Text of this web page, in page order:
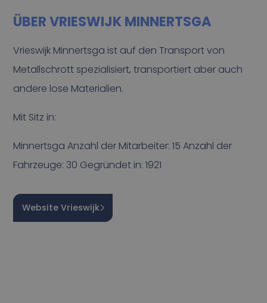
ÜBER VRIESWIJK MINNERTSGA
Vrieswijk Minnertsga ist auf den Transport von
Metallschrott spezialisiert, transportiert aber auch
andere lose Materialien.
Mit Sitz in:
Minnertsga Anzahl der Mitarbeiter: 15 Anzahl der
Fahrzeuge: 30 Gegründet in: 1921
Website Vrieswijk